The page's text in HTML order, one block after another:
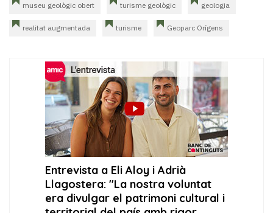
museu geològic obert turisme geològic geologia
realitat augmentada turisme Geoparc Orígens